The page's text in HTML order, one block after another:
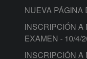
NUEVA PÁGINA
INSCRIPCIÓN A
EXAMEN - 10/4/
INSCRIPCIÓN